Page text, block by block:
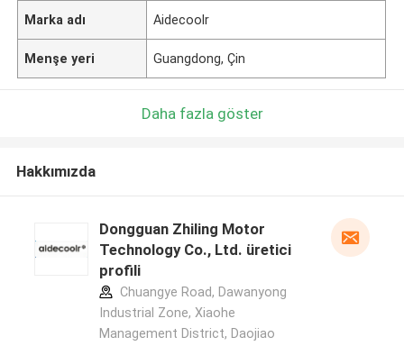
Marka adı Aidecoolr
Menşe yeri Guangdong, Çin
Daha fazla göster
Hakkımızda
Dongguan Zhiling Motor
Technology Co., Ltd. üretici
profili
Chuangye Road, Dawanyong
Industrial Zone, Xiaohe
Management District, Daojiao